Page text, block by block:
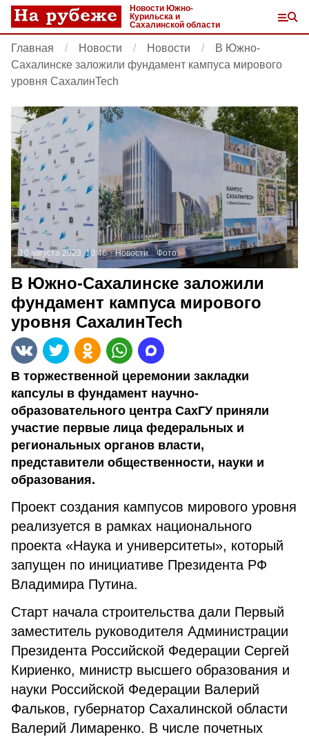
Новости Южно-
Курильска и
Сахалинской области
Главная Новости Новости
В Южно-
Сахалинске заложили фундамент кампуса мирового
уровня СахалинTech
10 августа 2023, 10:46 Новости Фото:
В Южно-Сахалинске заложили
фундамент кампуса мирового
уровня СахалинTech
В торжественной церемонии закладки
капсулы в фундамент научно-
образовательного центра СахГУ приняли
участие первые лица федеральных и
региональных органов власти,
представители общественности, науки и
образования.
Проект создания кампусов мирового уровня
реализуется в рамках национального
проекта «Наука и университеты», который
запущен по инициативе Президента РФ
Владимира Путина.
Старт начала строительства дали Первый
заместитель руководителя Администрации
Президента Российской Федерации Сергей
Кириенко, министр высшего образования и
науки Российской Федерации Валерий
Фальков, губернатор Сахалинской области
Валерий Лимаренко. В числе почетных